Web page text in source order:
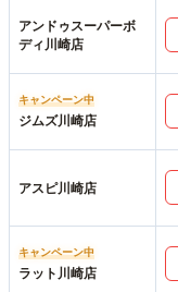
アンドゥスーパーボ
ディ川崎店
キャンペーン中
ジムズ川崎店
アスピ川崎店
キャンペーン中
ラット川崎店